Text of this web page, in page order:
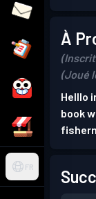
FR
À
(Joué
Helllo
book